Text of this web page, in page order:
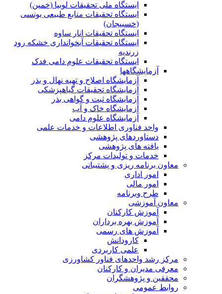
ایستگاه ملی تحقیقات لوبیا (خمین)
ایستگاه تحقیقات منابع طبیعی یونسی
(خسبیجان)
ایستگاه تحقیقات انار ساوه
ایستگاه تحقیقات آبخوانداری خشکه رود
زرندیه
ایستگاه تحقیقات علوم دامی فدک
آزمایشگاهها
آزمایشگاه اصلاح و تهیه نهال و بذر
آزمایشگاه تحقیقات گیاهپزشکی
آزمایشگاه ثبت و گواهی بذر
آزمایشگاه خاک و آب
آزمایشگاه علوم دامی
واحد فناوری اطلاعات و خدمات علمی
دستاوردهای پژوهشی
یافته های پژوهشی
خدمات و تولیدات مرکز
معاون برنامه ریزی و پشتیبانی
امور اداری
امور مالی
طرح وبرنامه
معاون آموزشی
آموزش کارکنان
آموزش بهره برداران
آموزش های رسمی
کارودانش
علمی کاربردی
مرکز رشد واحدهای فناور کشاورزی
معرفی مدیران و کارکنان
محققین و پژوهشگران
روابط عمومی